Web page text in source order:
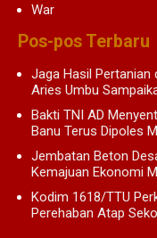
War
Pos-pos Terbaru
Jaga Hasil Pertanian
Aries Umbu
Bakti TNI AD
Banu Terus Dipoles
Jembatan Beton
Kemajuan Ekonomi
Kodim 1618/TTU
Perehaban Atap